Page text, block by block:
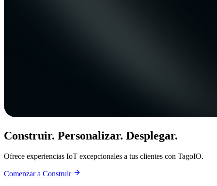
Construir. Personalizar. Desplegar.
Ofrece experiencias IoT excepcionales a tus clientes con TagoIO.
Comenzar a Construir